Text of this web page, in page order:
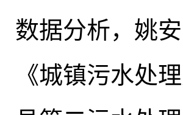
数据分析，姚
《城镇污水处